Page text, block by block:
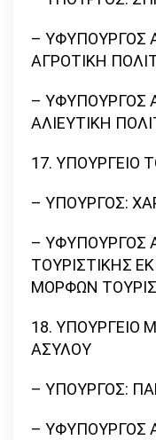
– ΥΦΥΠΟΥΡΓΟΣ
ΑΓΡΟΤΙΚΗ
– ΥΦΥΠΟΥΡΓΟΣ
ΑΛΙΕΥΤΙΚΗ
17. ΥΠΟΥΡΓΕΙΟ
– ΥΠΟΥΡΓΟΣ:
– ΥΦΥΠΟΥΡΓΟΣ
ΤΟΥΡΙΣΤΙΚΗΣ
ΜΟΡΦΩΝ
18. ΥΠΟΥΡΓΕΙΟ
ΑΣΥΛΟΥ
– ΥΠΟΥΡΓΟΣ:
– ΥΦΥΠΟΥΡΓΟΣ